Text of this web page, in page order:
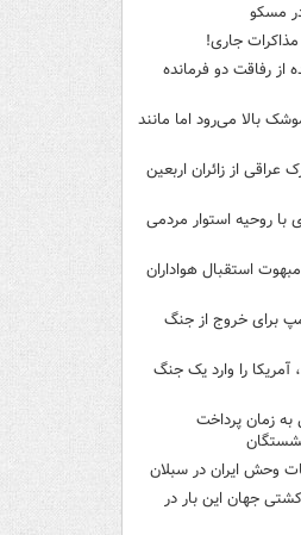
مسکو
جاری!
رفاقت دو فرمانده‌
بالا می‌رود اما مانند
از زائران اربعین
با روحیه استوار مردمی
استقبال هواداران
برای خروج از جنگ
را وارد یک جنگ
به زمان پرداخت
وحش ایران در سبلان
جهان این بار در